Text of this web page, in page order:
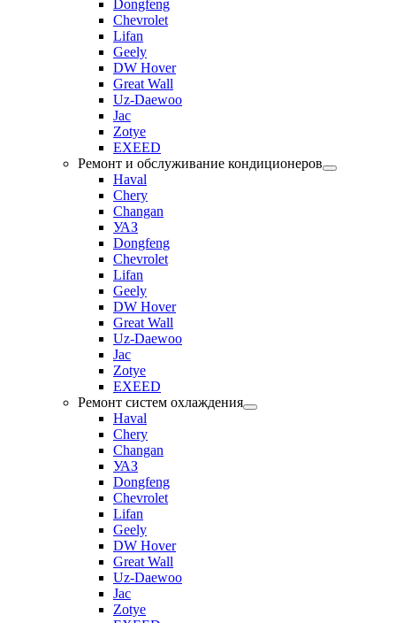
Dongfeng
Chevrolet
Lifan
Geely
DW Hover
Great Wall
Uz-Daewoo
Jac
Zotye
EXEED
Ремонт и обслуживание кондиционеров
Haval
Chery
Changan
УАЗ
Dongfeng
Chevrolet
Lifan
Geely
DW Hover
Great Wall
Uz-Daewoo
Jac
Zotye
EXEED
Ремонт систем охлаждения
Haval
Chery
Changan
УАЗ
Dongfeng
Chevrolet
Lifan
Geely
DW Hover
Great Wall
Uz-Daewoo
Jac
Zotye